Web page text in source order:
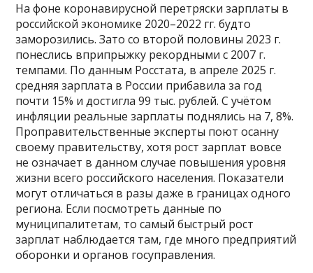
На фоне коронавирусной перетряски зарплаты в
российской экономике 2020–2022 гг. будто
заморозились. Зато со второй половины 2023 г.
понеслись вприпрыжку рекордными с 2007 г.
темпами. По данным Росстата, в апреле 2025 г.
средняя зарплата в России прибавила за год
почти 15% и достигла 99 тыс. рублей. С учётом
инфляции реальные зарплаты поднялись на 7, 8%.
Проправительственные эксперты поют осанну
своему правительству, хотя рост зарплат вовсе
не означает в данном случае повышения уровня
жизни всего российского населения. Показатели
могут отличаться в разы даже в границах одного
региона. Если посмотреть данные по
муниципалитетам, то самый быстрый рост
зарплат наблюдается там, где много предприятий
оборонки и органов госуправления.